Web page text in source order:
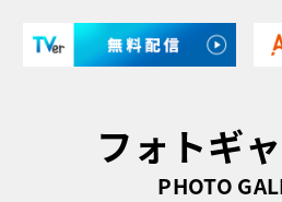
フォトギ
PHOTO